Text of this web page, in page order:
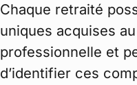
Chaque retraité
uniques acquises
professionnelle et
d’identifier ces